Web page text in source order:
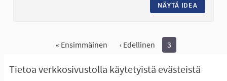
Tietoa verkkosivustolla käytetyistä evästeistä
NÄYTÄ IDEA
« Ensimmäinen ‹ Edellinen 3
Näytä kaikki peruutetut ideat